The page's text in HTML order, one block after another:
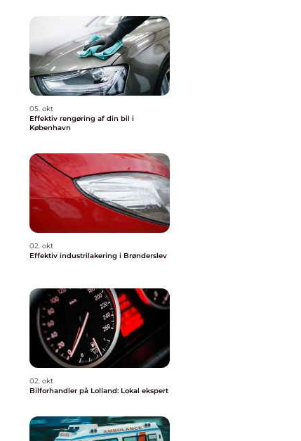
05. okt
Effektiv rengøring af din bil i
København
02. okt
Effektiv industrilakering i Brønderslev
02. okt
Bilforhandler på Lolland: Lokal ekspert